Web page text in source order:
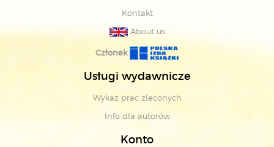
Kontakt
About us
Członek
Usługi wydawnicze
Wykaz prac zleconych
Info dla autorów
Konto